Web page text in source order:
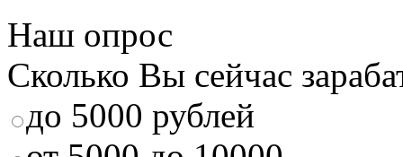
Наш опрос
Сколько Вы сейчас
до 5000 рублей